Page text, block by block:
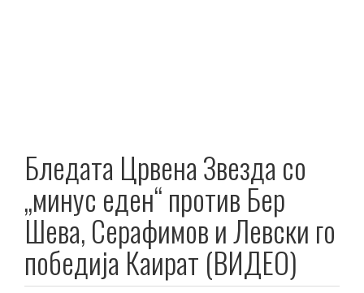
Бледата Црвена Звезда со
„минус еден“ против Бер
Шева, Серафимов и Левски го
победија Каират (ВИДЕО)